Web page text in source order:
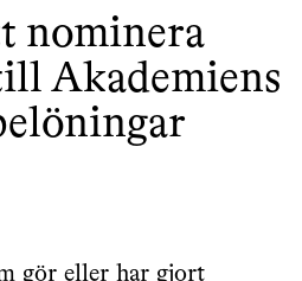
nominera
Akademiens
gör eller har gjort